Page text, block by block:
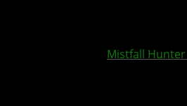
Mistfall Hunter